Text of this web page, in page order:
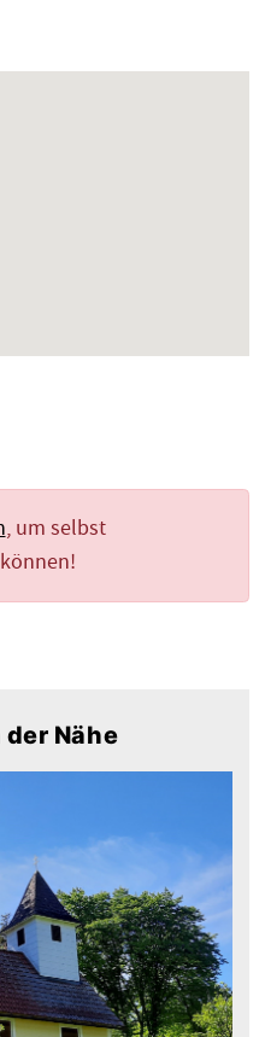
, um selbst
Nähe